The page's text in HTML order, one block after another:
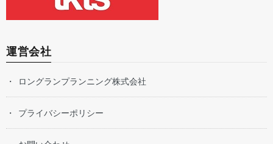
運営会社
ロングランプランニング株式会社
プライバシーポリシー